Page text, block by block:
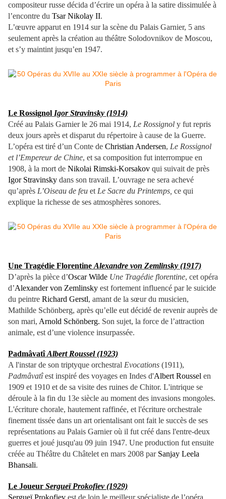
compositeur russe décida d’écrire un opéra à la satire dissimulée à
l’encontre du Tsar Nikolay II.
L’œuvre apparut en 1914 sur la scène du Palais Garnier, 5 ans
seulement après la création au théâtre Solodovnikov de Moscou,
et s’y maintint jusqu’en 1947.
Le Rossignol Igor Stravinsky (1914)
Créé au Palais Garnier le 26 mai 1914, Le Rossignol y fut repris
deux jours après et disparut du répertoire à cause de la Guerre.
L’opéra est tiré d’un Conte de Christian Andersen, Le Rossignol
et l’Empereur de Chine, et sa composition fut interrompue en
1908, à la mort de Nikolai Rimski-Korsakov qui suivait de près
Igor Stravinsky dans son travail. L’ouvrage ne sera achevé
qu’après L’Oiseau de feu et Le Sacre du Printemps, ce qui
explique la richesse de ses atmosphères sonores.
Une Tragédie Florentine Alexandre von Zemlinsky (1917)
D’après la pièce d’Oscar Wilde Une Tragédie florentine, cet opéra
d’Alexander von Zemlinsky est fortement influencé par le suicide
du peintre Richard Gerstl, amant de la sœur du musicien,
Mathilde Schönberg, après qu’elle eut décidé de revenir auprès de
son mari, Arnold Schönberg. Son sujet, la force de l’attraction
animale, est d’une violence insurpassée.
PadmâvatîAlbert Roussel (1923)
A l'instar de son triptyque orchestral Evocations (1911),
Padmâvatîest inspiré des voyages en Indes d'Albert Roussel en
1909 et 1910 et de sa visite des ruines de Chitor. L'intrique se
déroule à la fin du 13e siècle au moment des invasions mongoles.
L'écriture chorale, hautement raffinée, et l'écriture orchestrale
finement tissée dans un art orientalisant ont fait le succès de ses
représentations au Palais Garnier où il fut créé dans l'entre-deux
guerres et joué jusqu'au 09 juin 1947. Une production fut ensuite
créée au Théâtre du Châtelet en mars 2008 parSanjay Leela
Bhansali.
Le Joueur Sergueï Prokofiev (1929)